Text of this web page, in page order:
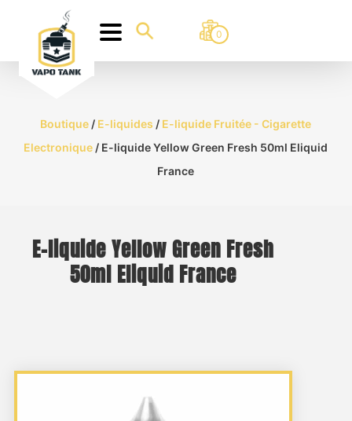
0
Boutique / E-liquides / E-liquide Fruitée - Cigarette
Electronique / E-liquide Yellow Green Fresh 50ml Eliquid
France
E-liquide Yellow Green Fresh
50ml Eliquid France